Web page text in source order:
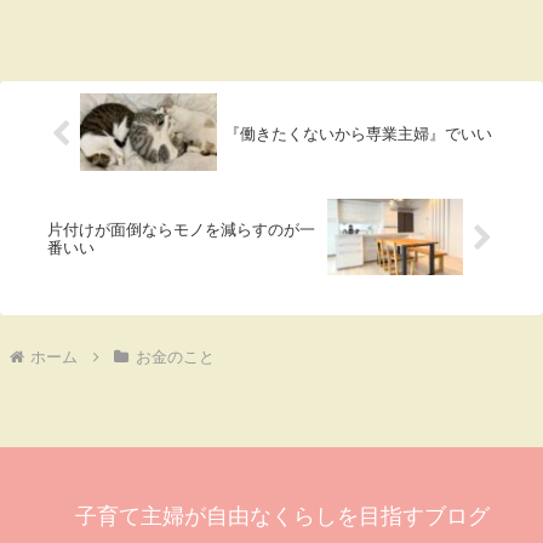
『働きたくないから専業主婦』でいい
片付けが面倒ならモノを減らすのが一
番いい
ホーム お金のこと
子育て主婦が自由なくらしを目指すブログ